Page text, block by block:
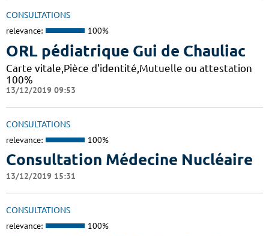
CONSULTATIONS
relevance: 100%
ORL pédiatrique Gui de Chauliac
Carte vitale,Pièce d'identité,Mutuelle ou attestation
100%
13/12/2019 09:53
CONSULTATIONS
relevance: 100%
Consultation Médecine Nucléaire
13/12/2019 15:31
CONSULTATIONS
relevance: 100%